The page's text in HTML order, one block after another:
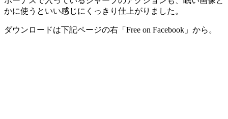
かに使うといい感じにくっきり仕上がりました。
ダウンロードは下記ページの右「Free on Facebook」から。